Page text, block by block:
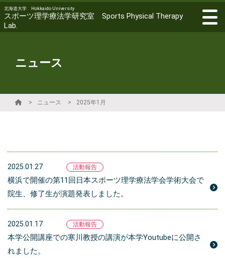
北海道大学 Hokkaido University
スポーツ理学療法学研究室 Sports Physical Therapy
Lab.
ニュース
ニュース 2025年1月
2025.01.27 活動報告
横浜で開催の第11回日本スポーツ理学療法学会学術大会で
院生、修了生が演題発表しました。
2025.01.17 活動報告
本学公開講座での寒川教授の講演が本学Youtubeに公開さ
れました。